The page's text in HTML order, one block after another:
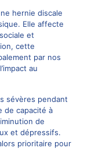
hernie discale
Elle affecte
et
cette
par nos
au
sévères pendant
de capacité à
de
et dépressifs.
prioritaire pour